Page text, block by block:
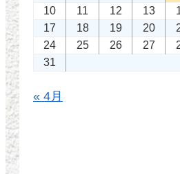
10
11 12 13
17
18 19 20
24
25 26 27
31
« 4月